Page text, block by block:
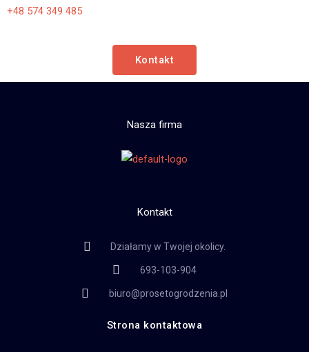
+48 574 349 485
Kontakt
Nasza firma
Kontakt
Działamy w Twojej okolicy.
693-103-904
biuro@prosetogrodzenia.pl
Strona kontaktowa